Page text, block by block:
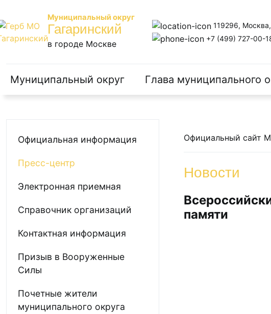
Муниципальный округ
Гагаринский
в городе Москве
119296,
+7 (499) 727-00-
Муниципальный округ Глава муниципального
Официальная информация
Пресс-центр
Электронная приемная
Справочник организаций
Контактная информация
Призыв в Вооруженные
Силы
Почетные жители
муниципального округа
Официальный сайт
Новости
памяти